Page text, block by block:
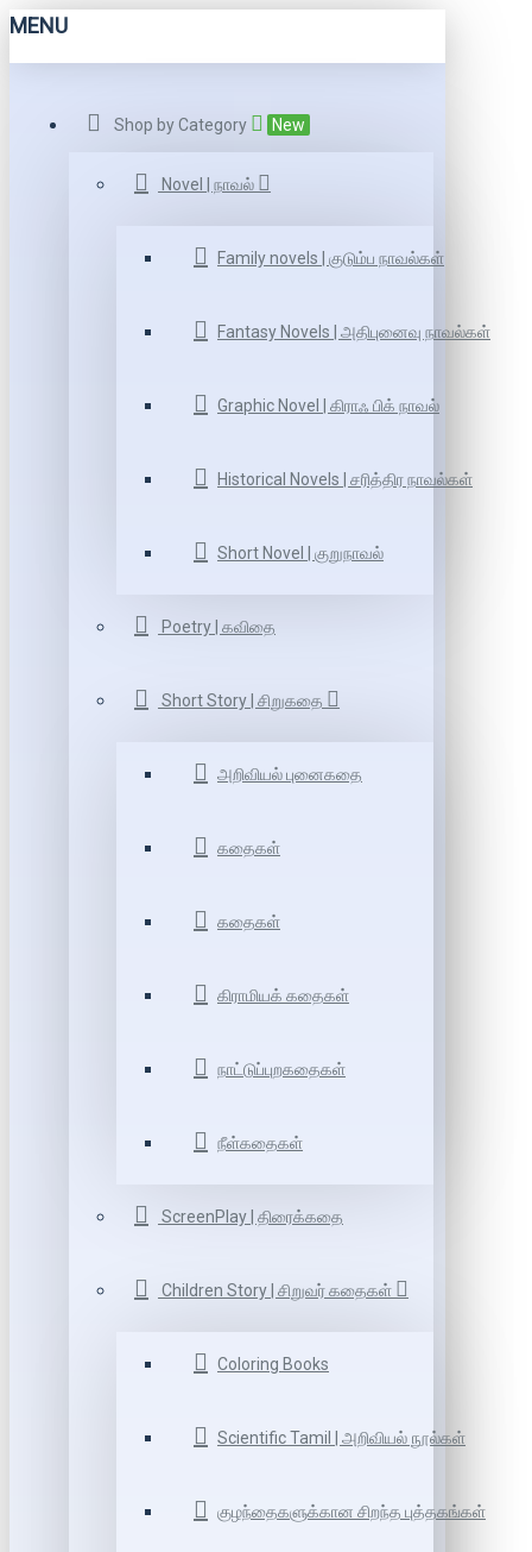
MENU
Shop by Category New
Novel | நாவல்
Family novels | குடும்ப நாவல்கள்
Fantasy Novels | அதிபுனைவு நாவல்கள்
Graphic Novel | கிராஃ பிக் நாவல்
Historical Novels | சரித்திர நாவல்கள்
Short Novel | குறுநாவல்
Poetry | கவிதை
Short Story | சிறுகதை
அறிவியல் புனைகதை
கதைகள்
கதைகள்
கிராமியக் கதைகள்
நாட்டுப்புறகதைகள்
நீள்கதைகள்
ScreenPlay | திரைக்கதை
Children Story | சிறுவர் கதைகள்
Coloring Books
Scientific Tamil | அறிவியல் நூல்கள்
குழந்தைகளுக்கான சிறந்த புத்தகங்கள்